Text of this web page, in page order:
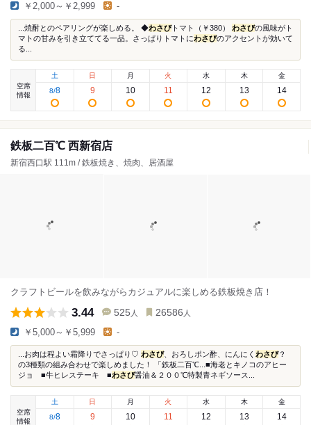
￥2,000～￥2,999 -
...焼酎とのペアリングが楽しめる。 ◆わさびトマト（￥380） わさびの風味がト
マトの甘みを引き立ててる一品。さっぱりトマトにわさびのアクセントが効いて
る...
空席
情報
土
8/8
日
9
月
10
火
11
水
12
木
13
金
14
鉄板二百℃ 西新宿店
新宿西口駅 111m / 鉄板焼き、焼肉、居酒屋
クラフトビールを飲みながらカジュアルに楽しめる鉄板焼き店！
3.44 525 人 26586 人
￥5,000～￥5,999 -
...お肉は程よい霜降りでさっぱり♡︎ わさび、おろしポン酢、にんにく わさび？
の3種類の組み合わせで楽しめました！ 「鉄板二百℃...■海老とキノコのアヒー
ジョ ■牛ヒレステーキ ■わさび醤油＆２００℃特製青ネギソース...
空席
情報
土
8/8
日
9
月
10
火
11
水
12
木
13
金
14